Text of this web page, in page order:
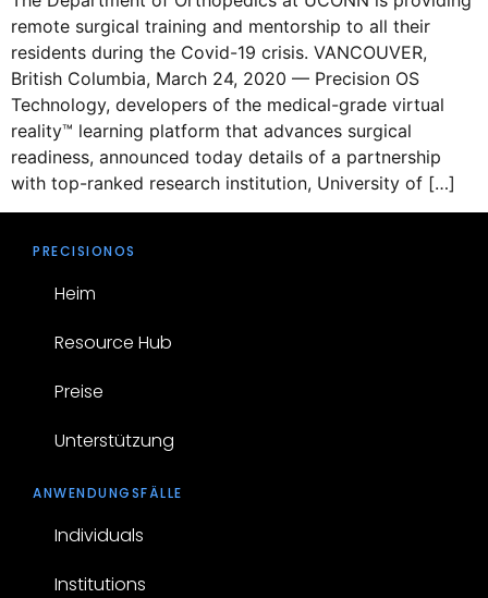
remote surgical training and mentorship to all their
residents during the Covid-19 crisis. VANCOUVER,
British Columbia, March 24, 2020 — Precision OS
Technology, developers of the medical-grade virtual
reality™ learning platform that advances surgical
readiness, announced today details of a partnership
with top-ranked research institution, University of […]
PRECISIONOS
Heim
Resource Hub
Preise
Unterstützung
ANWENDUNGSFÄLLE
Individuals
Institutions